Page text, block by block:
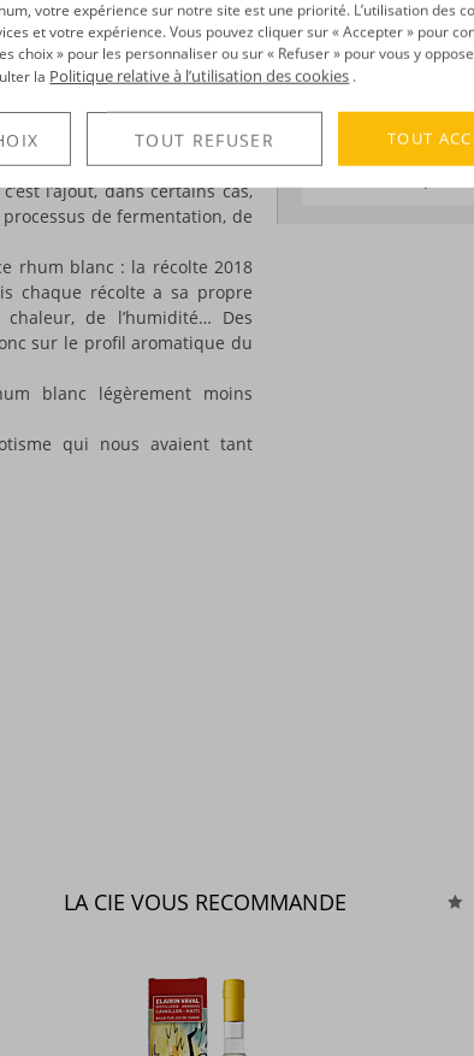
Distillation :
Volume :70CL
Degré :51.4°
DÉCOUVERTE
l’exploitation fondée par son
- devenue la figure
dans un domaine
l’ajout, dans certains cas,
de fermentation, de
rhum blanc : la récolte 2018
chaque récolte a sa propre
de l’humidité… Des
sur le profil aromatique du
blanc légèrement moins
qui nous avaient tant
LA CIE VOUS RECOMMANDE
votre expérience sur notre site est une priorité. L’utilisation des
et votre expérience. Vous pouvez cliquer sur « Accepter » pour
choix » pour les personnaliser ou sur « Refuser » pour vous y
la Politique relative à l’utilisation des cookies .
TOUT REFUSER TOUT